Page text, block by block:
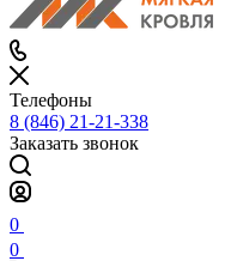
Телефоны
8 (846) 21-21-338
Заказать звонок
0
0